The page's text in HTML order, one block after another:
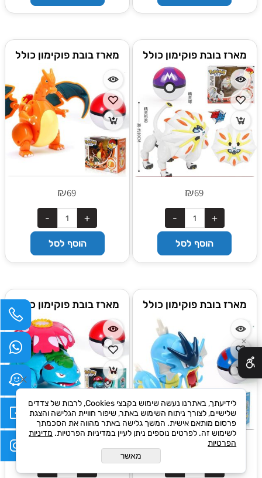
מארז בובת פוקימון כולל
פוכדור SOLGALED
₪69
הוסף לסל
מארז בובת פוקימון כולל
₪69
הוסף לסל
מארז בובת פוקימון כולל
מארז בובת פוקימון כולל
פוכדור VENUSAUR
✕
לידיעתך, באתרנו נעשה שימוש בקבצי Cookies, לרבות של צדדים
שלישיים, לצורך ניתוח השימוש באתר, שיפור חוויית הגלישה והצגת
פרסום מותאם אישית. המשך גלישה באתר מהווה את הסכמתך
לשימוש זה. לפרטים נוספים ניתן לעיין במדיניות הפרטיות. מדיניות
הפרטיות
מאשר